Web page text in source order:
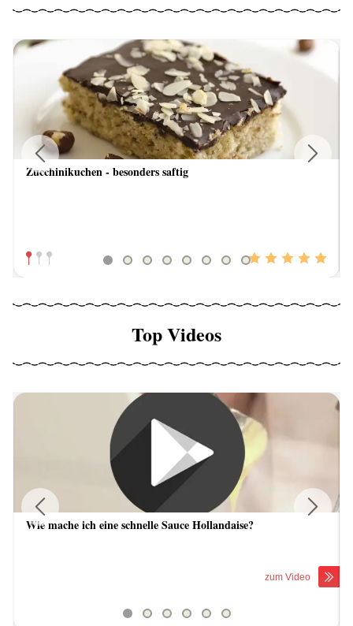
Zucchinikuchen - besonders saftig
Previous
Top Videos
Wie mache ich eine schnelle Sauce Hollandaise?
zum Video
Previous